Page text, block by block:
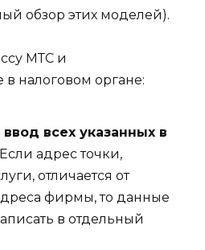
обзор этих моделей).
МТС и
в налоговом органе:
всех указанных в
адрес точки,
отличается от
фирмы, то данные
в отдельный